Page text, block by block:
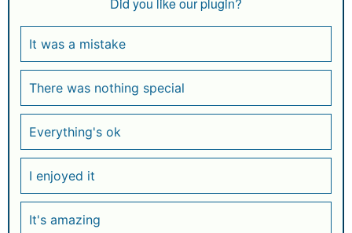
Did you like our plugin?
It was a mistake
There was nothing special
Everything's ok
I enjoyed it
It's amazing